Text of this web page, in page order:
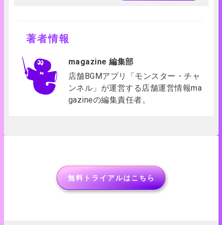
著者情報
magazine 編集部
店舗BGMアプリ「モンスター・チャ
ンネル」が運営する店舗運営情報ma
gazineの編集責任者。
無料トライアルはこちら